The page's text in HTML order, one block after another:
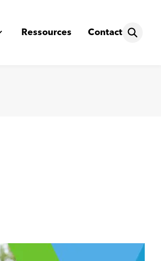
Ressources Contact